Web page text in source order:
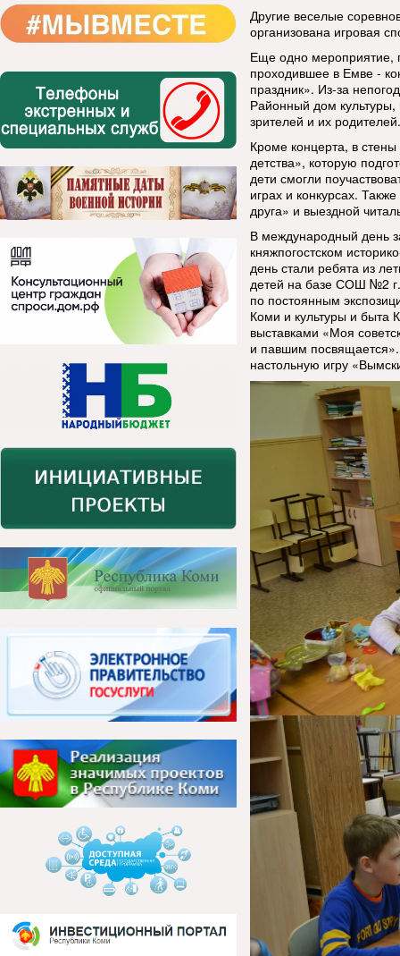
Другие веселые
организована игровая
Еще одно мероприятие,
проходившее в Емве -
праздник». Из-за
Районный дом
зрителей и их родителей.
Кроме концерта, в
детства», которую
дети смогли
играх и конкурсах.
друга» и выездной
В международный день
княжпогостском
день стали ребята из
детей на базе СОШ №2 г.
по постоянным
Коми и культуры и быта
выставками «Моя
и павшим
настольную игру